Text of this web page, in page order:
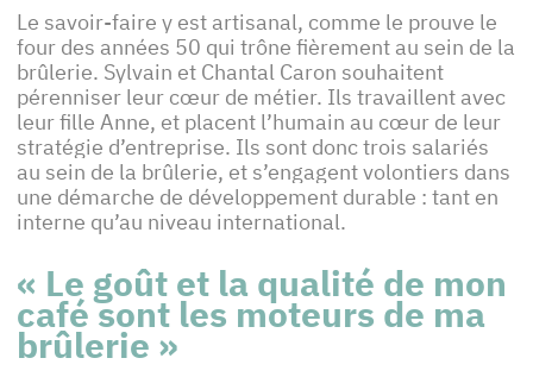
Le savoir-faire y est artisanal, comme le prouve le
four des années 50 qui trône fièrement au sein de la
brûlerie. Sylvain et Chantal Caron souhaitent
pérenniser leur cœur de métier. Ils travaillent avec
leur fille Anne, et placent l’humain au cœur de leur
stratégie d’entreprise. Ils sont donc trois salariés
au sein de la brûlerie, et s’engagent volontiers dans
une démarche de développement durable : tant en
interne qu’au niveau international.
« Le goût et la qualité de mon
café sont les moteurs de ma
brûlerie »